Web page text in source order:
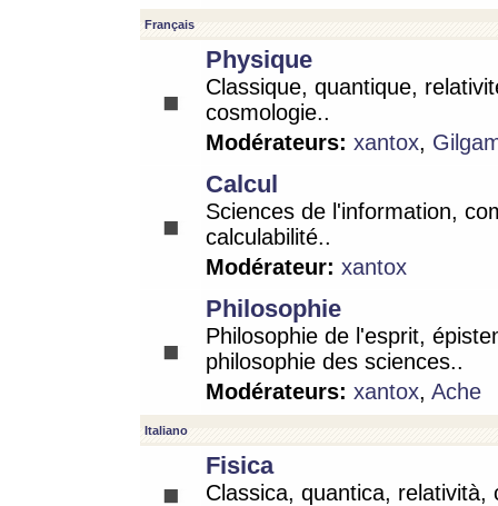
Français
Physique
Classique, quantique,
cosmologie..
Modérateurs: xantox,
Calcul
Sciences de l'information,
calculabilité..
Modérateur: xantox
Philosophie
Philosophie de l'esprit,
philosophie des sciences..
Modérateurs: xantox, Ache
Italiano
Fisica
Classica, quantica, relatività,